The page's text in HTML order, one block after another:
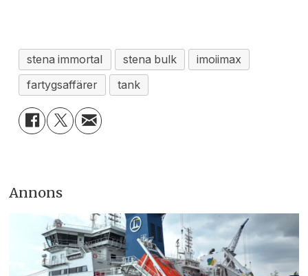
stena immortal stena bulk
imoiimax
fartygsaffärer
tank
Annons